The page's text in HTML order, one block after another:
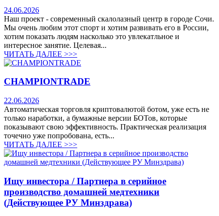
24.06.2026
Наш проект - современный скалолазный центр в городе Сочи.
Мы очень любим этот спорт и хотим развивать его в России,
хотим показать людям насколько это увлекатльное и
интересное занятие. Целевая...
ЧИТАТЬ ДАЛЕЕ >>>
CHAMPIONTRADE
22.06.2026
Автоматическая торговля криптовалютой ботом, уже есть не
только наработки, а бумажные версии БОТов, которые
показывают свою эффективность. Практическая реализация
точечно уже попробована, есть...
ЧИТАТЬ ДАЛЕЕ >>>
Ищу инвестора / Партнера в серийное
производство домашней медтехники
(Действующее РУ Минздрава)